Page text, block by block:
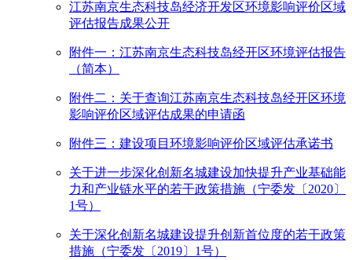
江苏南京生态科技岛经济开发区环境影响评价区域
评估报告成果公开
附件一：江苏南京生态科技岛经开区环境评估报告
（简本）
附件二：关于查询江苏南京生态科技岛经开区环境
影响评价区域评估成果的申请函
附件三：建设项目环境影响评价区域评估承诺书
关于进一步深化创新名城建设加快提升产业基础能
力和产业链水平的若干政策措施（宁委发〔2020〕
1号）
关于深化创新名城建设提升创新首位度的若干政策
措施（宁委发〔2019〕1号）